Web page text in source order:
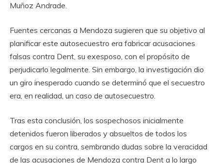
Muñoz Andrade.
Fuentes cercanas a Mendoza sugieren que su objetivo al
planificar este autosecuestro era fabricar acusaciones
falsas contra Dent, su exesposo, con el propósito de
perjudicarlo legalmente. Sin embargo, la investigación dio
un giro inesperado cuando se determinó que el secuestro
era, en realidad, un caso de autosecuestro.
Tras esta conclusión, los sospechosos inicialmente
detenidos fueron liberados y absueltos de todos los
cargos en su contra, sembrando dudas sobre la veracidad
de las acusaciones de Mendoza contra Dent a lo largo